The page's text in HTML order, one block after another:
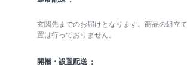
玄関先までのお届けとなります。商品の組立
置は行っておりません。
開梱・設置配送